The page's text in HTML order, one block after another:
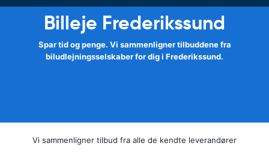
Billeje Frederikssund
Spar tid og penge. Vi sammenligner tilbuddene fra
biludlejningsselskaber for dig i Frederikssund.
Vi sammenligner tilbud fra alle de kendte leverandører